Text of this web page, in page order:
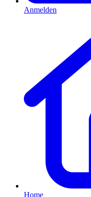
Anmelden
Home